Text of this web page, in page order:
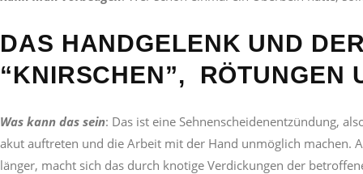
DAS HANDGELENK UND
“KNIRSCHEN”, RÖTUNGEN
Was kann das sein: Das ist eine Sehnenscheidenentzündung,
akut auftreten und die Arbeit mit der Hand unmöglich machen.
länger, macht sich das durch knotige Verdickungen der